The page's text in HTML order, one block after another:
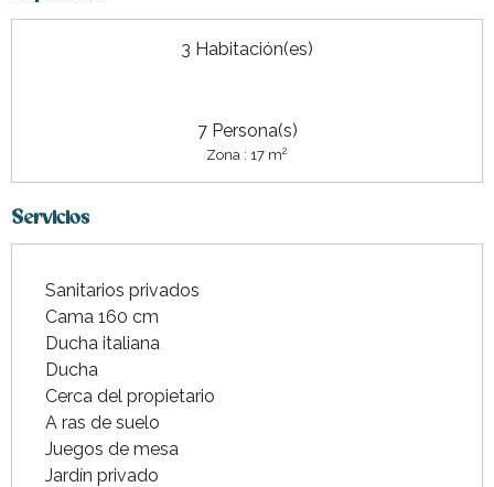
3 Habitación(es)
7 Persona(s)
Zona : 17 m2
Servicios
Sanitarios privados
Cama 160 cm
Ducha italiana
Ducha
Cerca del propietario
A ras de suelo
Juegos de mesa
Jardín privado